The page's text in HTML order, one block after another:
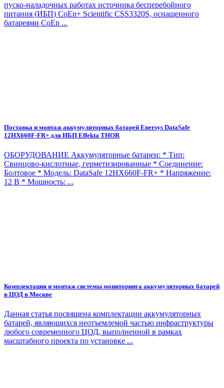
пуско-наладочных работах источника бесперебойного
питания (ИБП) CoEn+ Scientific CSS3320S, оснащенного
батареями CoEn ...
Поставка и монтаж аккумуляторных батарей Enersys DataSafe
12HX660F-FR+ для ИБП Effekta THOR
ОБОРУДОВАНИЕ Аккумуляторные батареи: * Тип:
Свинцово-кислотные, герметизированные * Соединение:
Болтовое * Модель: DataSafe 12HX660F-FR+ * Напряжение:
12 В * Мощность: ...
Комплектация и монтаж системы мониторинга аккумуляторных батарей
в ЦОД в Москве
Данная статья посвящена комплектации аккумуляторных
батарей, являющихся неотъемлемой частью инфраструктуры
любого современного ЦОД, выполненной в рамках
масштабного проекта по установке ...